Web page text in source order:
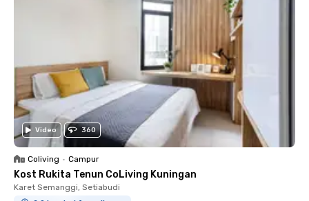
Video 360
Coliving • Campur
Kost Rukita Tenun CoLiving Kuningan
Karet Semanggi, Setiabudi